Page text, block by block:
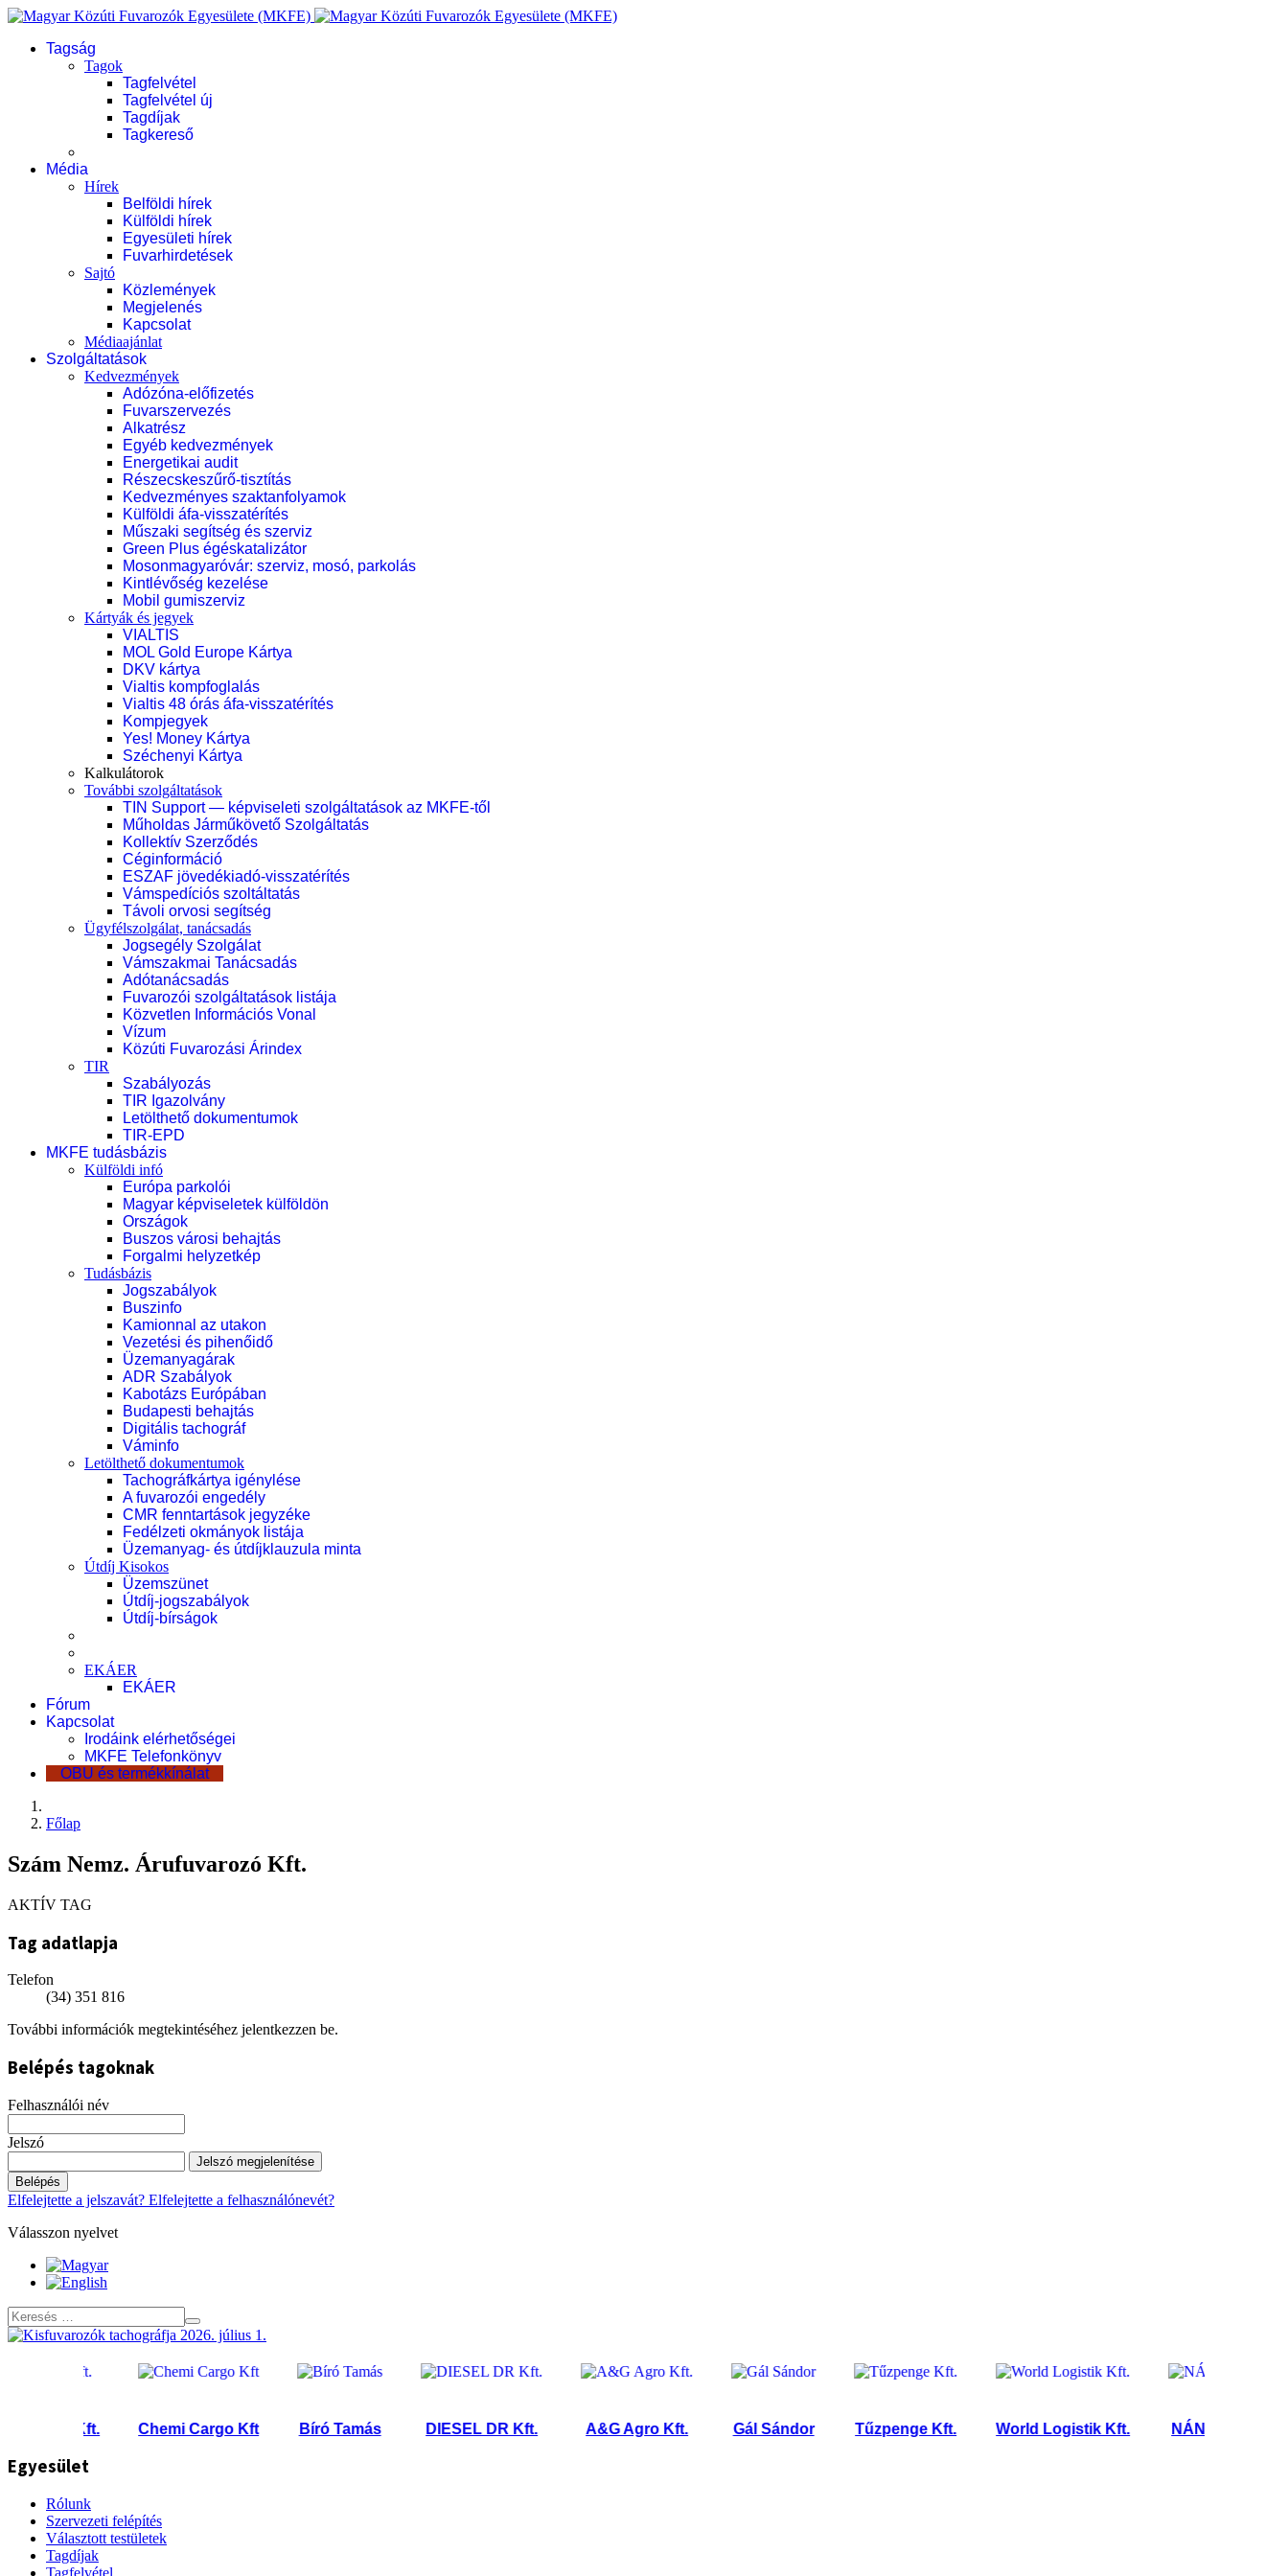
Tagság
Tagok
Tagfelvétel
Tagfelvétel új
Tagdíjak
Tagkereső
Média
Hírek
Belföldi hírek
Külföldi hírek
Egyesületi hírek
Fuvarhirdetések
Sajtó
Közlemények
Megjelenés
Kapcsolat
Médiaajánlat
Szolgáltatások
Kedvezmények
Adózóna-előfizetés
Fuvarszervezés
Alkatrész
Egyéb kedvezmények
Energetikai audit
Részecskeszűrő-tisztítás
Kedvezményes szaktanfolyamok
Külföldi áfa-visszatérítés
Műszaki segítség és szerviz
Green Plus égéskatalizátor
Mosonmagyaróvár: szerviz, mosó, parkolás
Kintlévőség kezelése
Mobil gumiszerviz
Kártyák és jegyek
VIALTIS
MOL Gold Europe Kártya
DKV kártya
Vialtis kompfoglalás
Vialtis 48 órás áfa-visszatérítés
Kompjegyek
Yes! Money Kártya
Széchenyi Kártya
Kalkulátorok
További szolgáltatások
TIN Support — képviseleti szolgáltatások az MKFE-től
Műholdas Járműkövető Szolgáltatás
Kollektív Szerződés
Céginformáció
ESZAF jövedékiadó-visszatérítés
Vámspedíciós szoltáltatás
Távoli orvosi segítség
Ügyfélszolgálat, tanácsadás
Jogsegély Szolgálat
Vámszakmai Tanácsadás
Adótanácsadás
Fuvarozói szolgáltatások listája
Közvetlen Információs Vonal
Vízum
Közúti Fuvarozási Árindex
TIR
Szabályozás
TIR Igazolvány
Letölthető dokumentumok
TIR-EPD
MKFE tudásbázis
Külföldi infó
Európa parkolói
Magyar képviseletek külföldön
Országok
Buszos városi behajtás
Forgalmi helyzetkép
Tudásbázis
Jogszabályok
Buszinfo
Kamionnal az utakon
Vezetési és pihenőidő
Üzemanyagárak
ADR Szabályok
Kabotázs Európában
Budapesti behajtás
Digitális tachográf
Váminfo
Letölthető dokumentumok
Tachográfkártya igénylése
A fuvarozói engedély
CMR fenntartások jegyzéke
Fedélzeti okmányok listája
Üzemanyag- és útdíjklauzula minta
Útdíj Kisokos
Üzemszünet
Útdíj-jogszabályok
Útdíj-bírságok
EKÁER
EKÁER
Fórum
Kapcsolat
Irodáink elérhetőségei
MKFE Telefonkönyv
OBU és termékkínálat
Főlap
Szám Nemz. Árufuvarozó Kft.
AKTÍV TAG
Tag adatlapja
Telefon
(34) 351 816
További információk megtekintéséhez jelentkezzen be.
Belépés tagoknak
Felhasználói név
Jelszó
Jelszó megjelenítése
Belépés
Elfelejtette a jelszavát? Elfelejtette a felhasználónevét?
Válasszon nyelvet
Chemi Cargo Kft Bíró Tamás DIESEL DR Kft. A&G Agro Kft. Gál Sándor Tűzpenge Kft. World Logistik Kft. NÁNÁS
Egyesület
Rólunk
Szervezeti felépítés
Választott testületek
Tagdíjak